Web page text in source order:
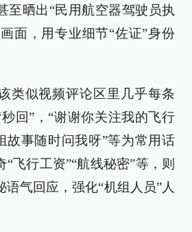
至晒出“民用航空器驾驶员执
面，用专业细节“佐证”身份
类似视频评论区里几乎每条
回”，“谢谢你关注我的飞行
故事随时问我呀”等为常用话
飞行工资”“航线秘密”等，则
语气回应，强化“机组人员”人